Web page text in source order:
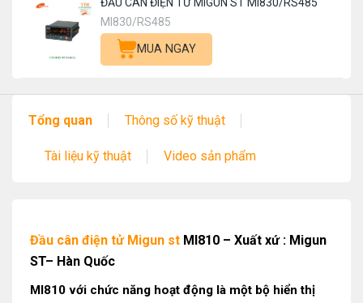
MI830/RS485
MUA NGAY
Tổng quan Thông số kỹ thuật
Tài liệu kỹ thuật Video sản phẩm
Đầu cân điện tử Migun st MI810 – Xuất xứ : Migun
ST– Hàn Quốc
MI810 với chức năng hoạt động là một bộ hiển thị